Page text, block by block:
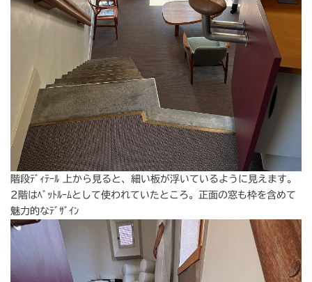
階段ﾃﾞｨﾃｰﾙ 上から見ると、細い板が浮いているように見えます。
2階はﾍﾞｯﾄﾙｰﾑとして使われていたところ。正面の窓も枠を含めて
魅力的なﾃﾞｻﾞｲﾝ